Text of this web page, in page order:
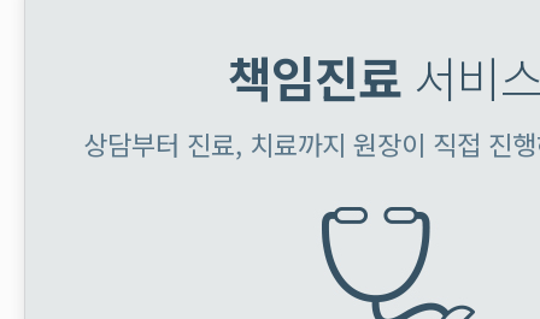
책임진료 서비
상담부터 진료, 치료까지 원장이 직접 진